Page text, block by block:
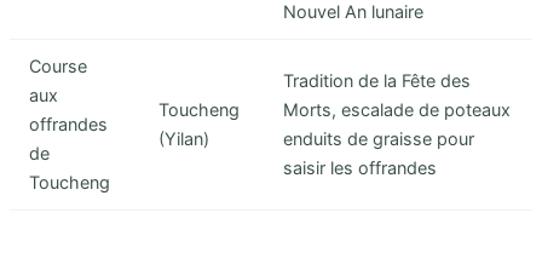
Nouvel An lunaire
Course
aux
offrandes
de
Toucheng
Toucheng
(Yilan)
Tradition de la Fête des
Morts, escalade de poteaux
enduits de graisse pour
saisir les offrandes